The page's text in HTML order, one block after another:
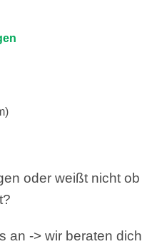
oder weißt nicht ob
an -> wir beraten dich